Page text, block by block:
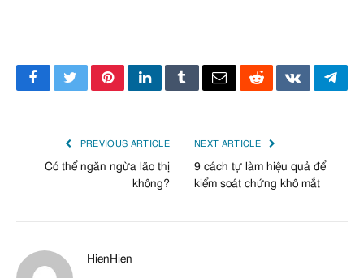
Facebook
TwitterPinterestLinkedInTumblrEmailRedditVKontakte
PREVIOUS ARTICLE
Có thể ngăn ngừa lão thị
không?
NEXT ARTICLE
9 cách tự làm hiệu quả để
kiểm soát chứng khô mắt
HienHien